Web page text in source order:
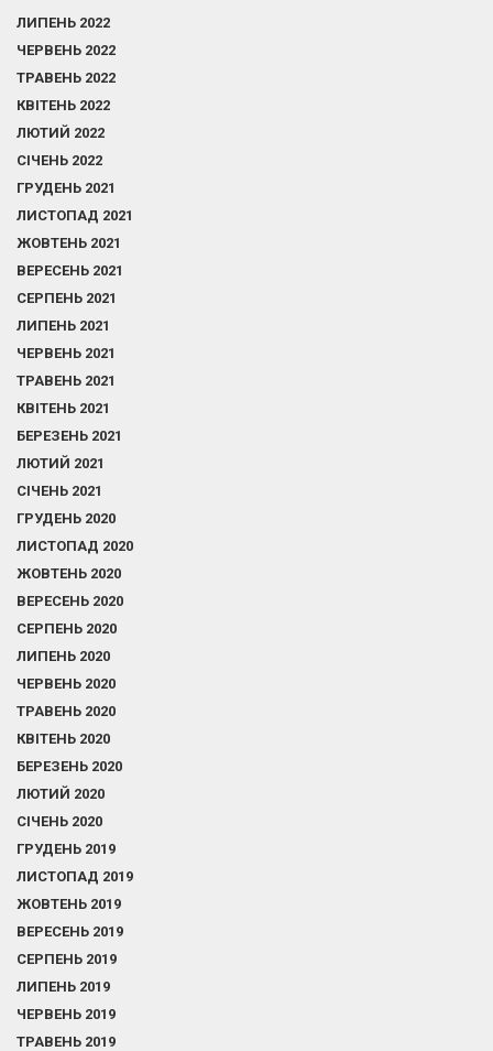
ЛИПЕНЬ 2022
ЧЕРВЕНЬ 2022
ТРАВЕНЬ 2022
КВІТЕНЬ 2022
ЛЮТИЙ 2022
СІЧЕНЬ 2022
ГРУДЕНЬ 2021
ЛИСТОПАД 2021
ЖОВТЕНЬ 2021
ВЕРЕСЕНЬ 2021
СЕРПЕНЬ 2021
ЛИПЕНЬ 2021
ЧЕРВЕНЬ 2021
ТРАВЕНЬ 2021
КВІТЕНЬ 2021
БЕРЕЗЕНЬ 2021
ЛЮТИЙ 2021
СІЧЕНЬ 2021
ГРУДЕНЬ 2020
ЛИСТОПАД 2020
ЖОВТЕНЬ 2020
ВЕРЕСЕНЬ 2020
СЕРПЕНЬ 2020
ЛИПЕНЬ 2020
ЧЕРВЕНЬ 2020
ТРАВЕНЬ 2020
КВІТЕНЬ 2020
БЕРЕЗЕНЬ 2020
ЛЮТИЙ 2020
СІЧЕНЬ 2020
ГРУДЕНЬ 2019
ЛИСТОПАД 2019
ЖОВТЕНЬ 2019
ВЕРЕСЕНЬ 2019
СЕРПЕНЬ 2019
ЛИПЕНЬ 2019
ЧЕРВЕНЬ 2019
ТРАВЕНЬ 2019